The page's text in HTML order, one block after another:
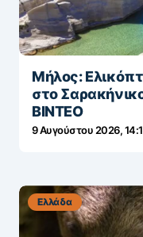
Μήλος:
στο
ΒΙΝΤΕΟ
9 Αυγούστου 2026,
Ελλάδα